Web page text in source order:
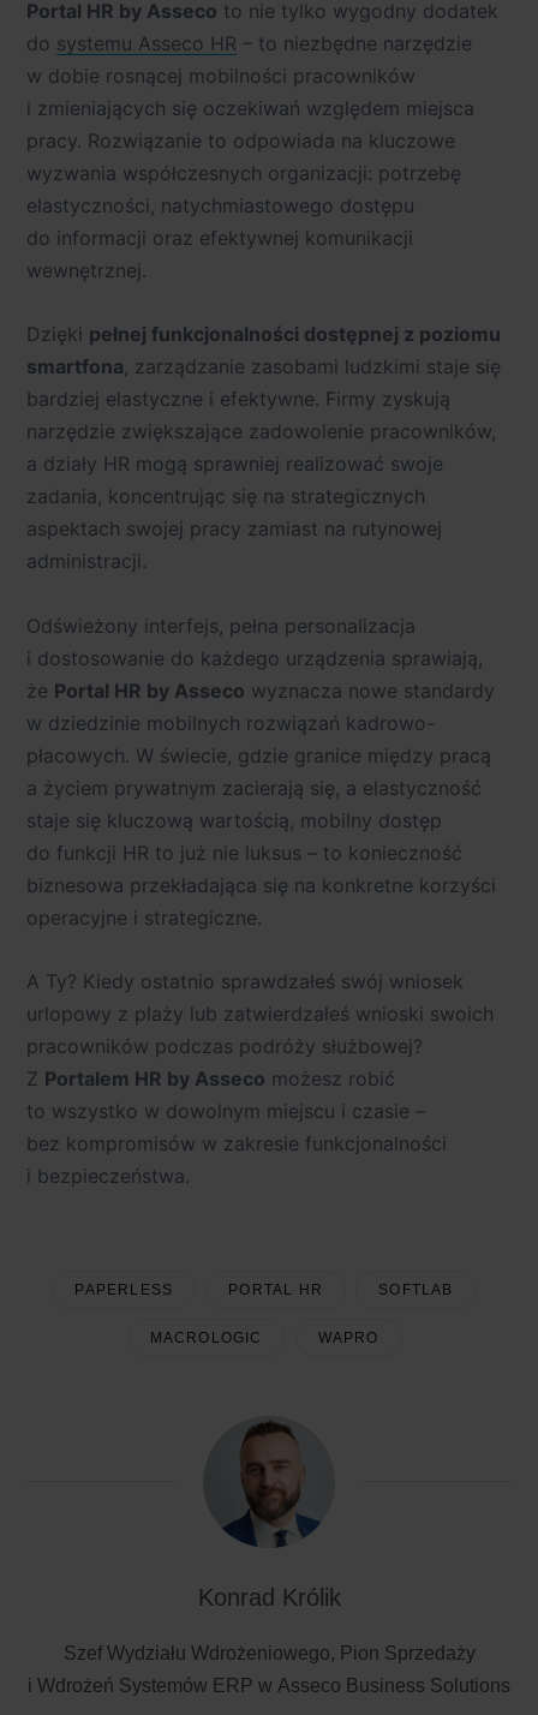
Portal HR by Asseco to nie tylko wygodny dodatek
do systemu Asseco HR – to niezbędne narzędzie
w dobie rosnącej mobilności pracowników
i zmieniających się oczekiwań względem miejsca
pracy. Rozwiązanie to odpowiada na kluczowe
wyzwania współczesnych organizacji: potrzebę
elastyczności, natychmiastowego dostępu
do informacji oraz efektywnej komunikacji
wewnętrznej.
Dzięki pełnej funkcjonalności dostępnej z poziomu
smartfona, zarządzanie zasobami ludzkimi staje się
bardziej elastyczne i efektywne. Firmy zyskują
narzędzie zwiększające zadowolenie pracowników,
a działy HR mogą sprawniej realizować swoje
zadania, koncentrując się na strategicznych
aspektach swojej pracy zamiast na rutynowej
administracji.
Odświeżony interfejs, pełna personalizacja
i dostosowanie do każdego urządzenia sprawiają,
że Portal HR by Asseco wyznacza nowe standardy
w dziedzinie mobilnych rozwiązań kadrowo-
płacowych. W świecie, gdzie granice między pracą
a życiem prywatnym zacierają się, a elastyczność
staje się kluczową wartością, mobilny dostęp
do funkcji HR to już nie luksus – to konieczność
biznesowa przekładająca się na konkretne korzyści
operacyjne i strategiczne.
A Ty? Kiedy ostatnio sprawdzałeś swój wniosek
urlopowy z plaży lub zatwierdzałeś wnioski swoich
pracowników podczas podróży służbowej?
Z Portalem HR by Asseco możesz robić
to wszystko w dowolnym miejscu i czasie –
bez kompromisów w zakresie funkcjonalności
i bezpieczeństwa.
PAPERLESS PORTAL HR SOFTLAB
MACROLOGIC WAPRO
Konrad Królik
Szef Wydziału Wdrożeniowego, Pion Sprzedaży
i Wdrożeń Systemów ERP w Asseco Business Solutions